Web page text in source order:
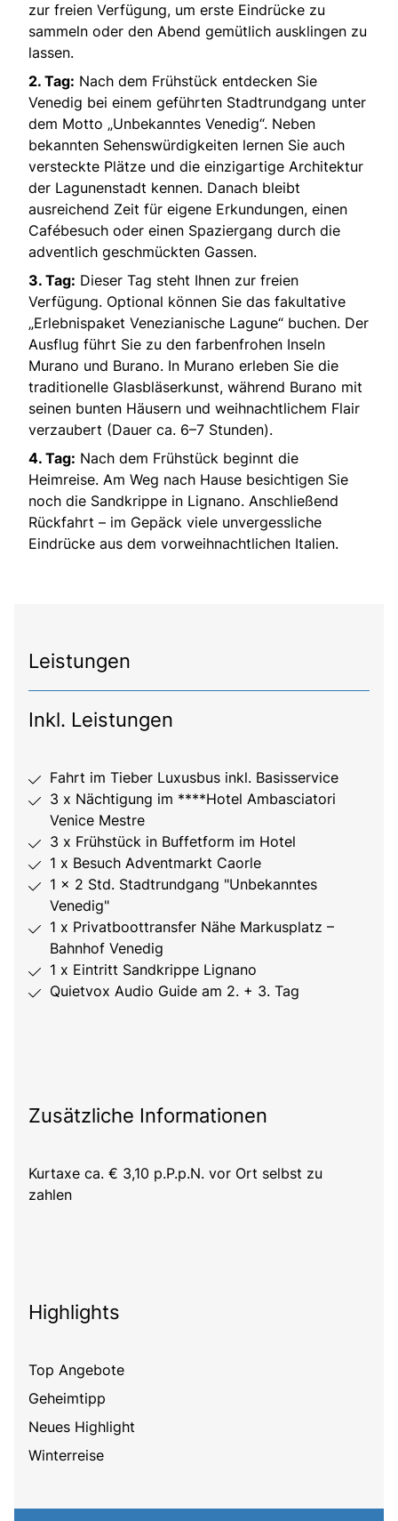
zur freien Verfügung, um erste Eindrücke zu
sammeln oder den Abend gemütlich ausklingen zu
lassen.
2. Tag: Nach dem Frühstück entdecken Sie
Venedig bei einem geführten Stadtrundgang unter
dem Motto „Unbekanntes Venedig“. Neben
bekannten Sehenswürdigkeiten lernen Sie auch
versteckte Plätze und die einzigartige Architektur
der Lagunenstadt kennen. Danach bleibt
ausreichend Zeit für eigene Erkundungen, einen
Cafébesuch oder einen Spaziergang durch die
adventlich geschmückten Gassen.
3. Tag: Dieser Tag steht Ihnen zur freien
Verfügung. Optional können Sie das fakultative
„Erlebnispaket Venezianische Lagune“ buchen. Der
Ausflug führt Sie zu den farbenfrohen Inseln
Murano und Burano. In Murano erleben Sie die
traditionelle Glasbläserkunst, während Burano mit
seinen bunten Häusern und weihnachtlichem Flair
verzaubert (Dauer ca. 6–7 Stunden).
4. Tag: Nach dem Frühstück beginnt die
Heimreise. Am Weg nach Hause besichtigen Sie
noch die Sandkrippe in Lignano. Anschließend
Rückfahrt – im Gepäck viele unvergessliche
Eindrücke aus dem vorweihnachtlichen Italien.
Leistungen
Inkl. Leistungen
Fahrt im Tieber Luxusbus inkl. Basisservice
3 x Nächtigung im ****Hotel Ambasciatori
Venice Mestre
3 x Frühstück in Buffetform im Hotel
1 x Besuch Adventmarkt Caorle
1 x 2 Std. Stadtrundgang "Unbekanntes
Venedig"
1 x Privatboottransfer Nähe Markusplatz –
Bahnhof Venedig
1 x Eintritt Sandkrippe Lignano
Quietvox Audio Guide am 2. + 3. Tag
Zusätzliche Informationen
Kurtaxe ca. € 3,10 p.P.p.N. vor Ort selbst zu
zahlen
Highlights
Top Angebote
Geheimtipp
Neues Highlight
Winterreise